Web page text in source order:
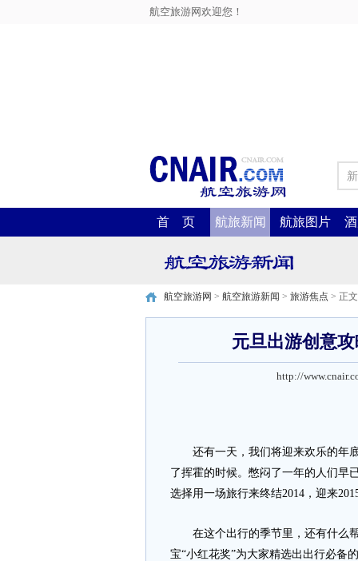
航空旅游网欢迎您！
首 页 航旅新闻 航旅图片
航空旅游网 > 航空旅游新闻 > 旅游焦点 > 正文
元旦出游创意
http://
还有一天，我们将迎来欢乐的年底
了挥霍的时候。憋闷了一年的人们早
选择用一场旅行来终结2014，迎来
在这个出行的季节里，还有什么帮
宝“小红花奖”为大家精选出出行必备